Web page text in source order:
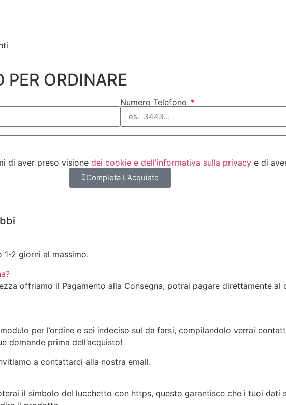
ORDINARE
Numero Telefono
di aver preso visione dei cookie e dell'informativa sulla privacy e di
Completa L'Acquisto
1-2 giorni al massimo.
offriamo il Pagamento alla Consegna, potrai pagare direttamente al
per l’ordine e sei indeciso sul da farsi, compilandolo verrai
domande prima dell’acquisto!
a contattarci alla nostra email.
il simbolo del lucchetto con https, questo garantisce che i tuoi dati